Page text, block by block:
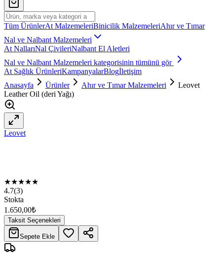
Tüm ÜrünlerAt MalzemeleriBinicilik MalzemeleriAhır ve Tımar
Nal ve Nalbant Malzemeleri
At NallarıNal ÇivileriNalbant El Aletleri
Nal ve Nalbant Malzemeleri kategorisinin tümünü gör
At Sağlık ÜrünleriKampanyalarBlogİletişim
Anasayfa
Ürünler Ahır ve Tımar Malzemeleri
Leovet
Leather Oil (deri Yağı)
Leovet
★★★★★
4.7(3)
Stokta
1.650,00₺
Taksit Seçenekleri
Sepete Ekle